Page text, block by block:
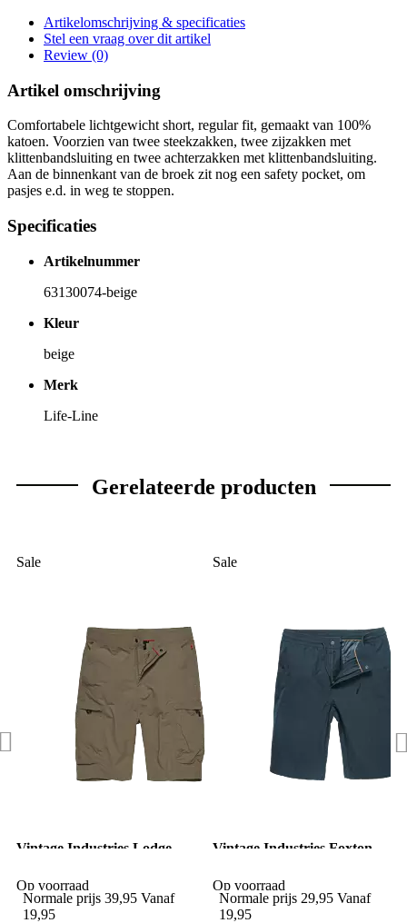
Artikelomschrijving & specificaties
Stel een vraag over dit artikel
Review (0)
Artikel omschrijving
Comfortabele lichtgewicht short, regular fit, gemaakt van 100%
katoen. Voorzien van twee steekzakken, twee zijzakken met
klittenbandsluiting en twee achterzakken met klittenbandsluiting.
Aan de binnenkant van de broek zit nog een safety pocket, om
pasjes e.d. in weg te stoppen.
Specificaties
Artikelnummer
63130074-beige
Kleur
beige
Merk
Life-Line
Gerelateerde producten
Sale
Vintage Industries Lodge
Op voorraad
Normale prijs 39,95 Vanaf
19,95
Sale
Vintage Industries Foxton
Op voorraad
Normale prijs 29,95 Vanaf
19,95